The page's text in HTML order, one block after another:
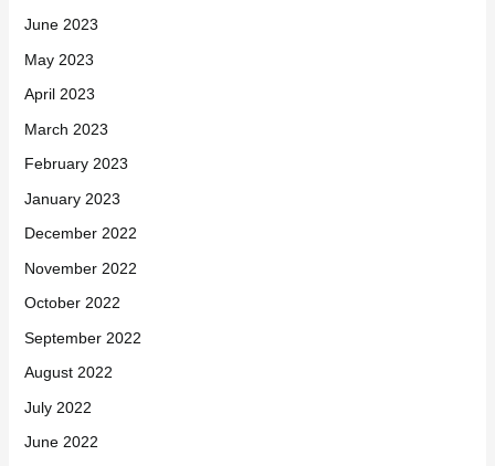
June 2023
May 2023
April 2023
March 2023
February 2023
January 2023
December 2022
November 2022
October 2022
September 2022
August 2022
July 2022
June 2022